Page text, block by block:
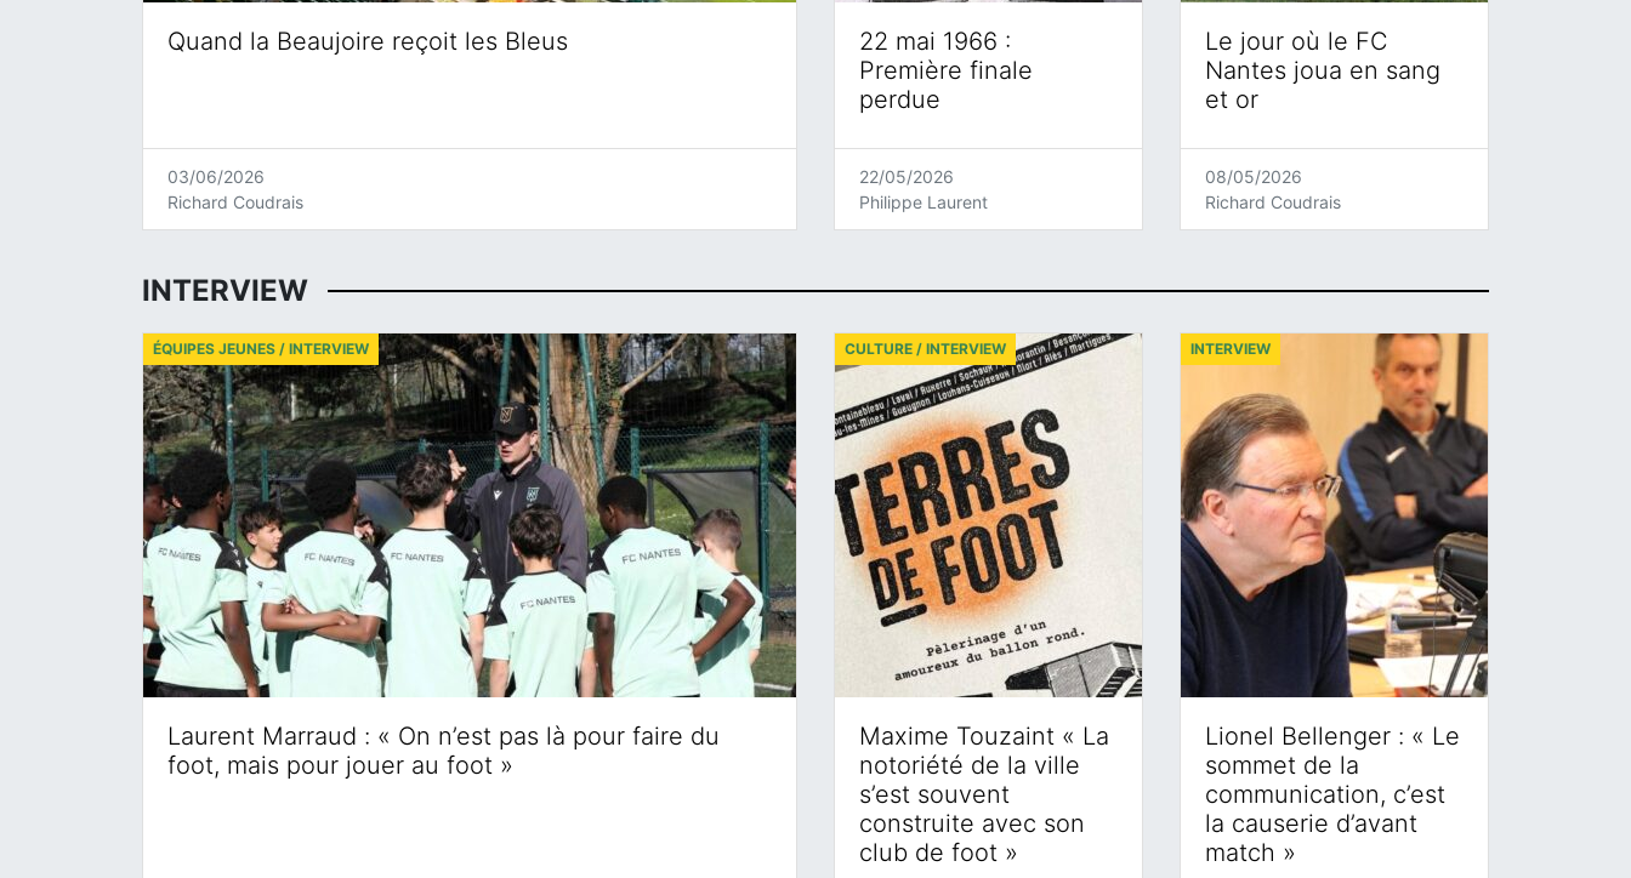
Quand la Beaujoire reçoit les Bleus
03/06/2026
Richard Coudrais
22 mai 1966 :
Première finale
perdue
22/05/2026
Philippe Laurent
Le jour où le FC
Nantes joua en sang
et or
08/05/2026
Richard Coudrais
INTERVIEW
Laurent Marraud : « On n’est pas là pour faire du
foot, mais pour jouer au foot »
ÉQUIPES JEUNES / INTERVIEW
Maxime Touzaint « La
notoriété de la ville
s’est souvent
construite avec son
club de foot »
CULTURE / INTERVIEW
Lionel Bellenger : « Le
sommet de la
communication, c’est
la causerie d’avant
match »
INTERVIEW